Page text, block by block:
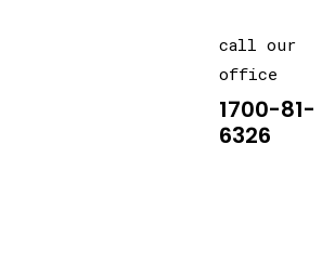
call our
office
1700-81-
6326